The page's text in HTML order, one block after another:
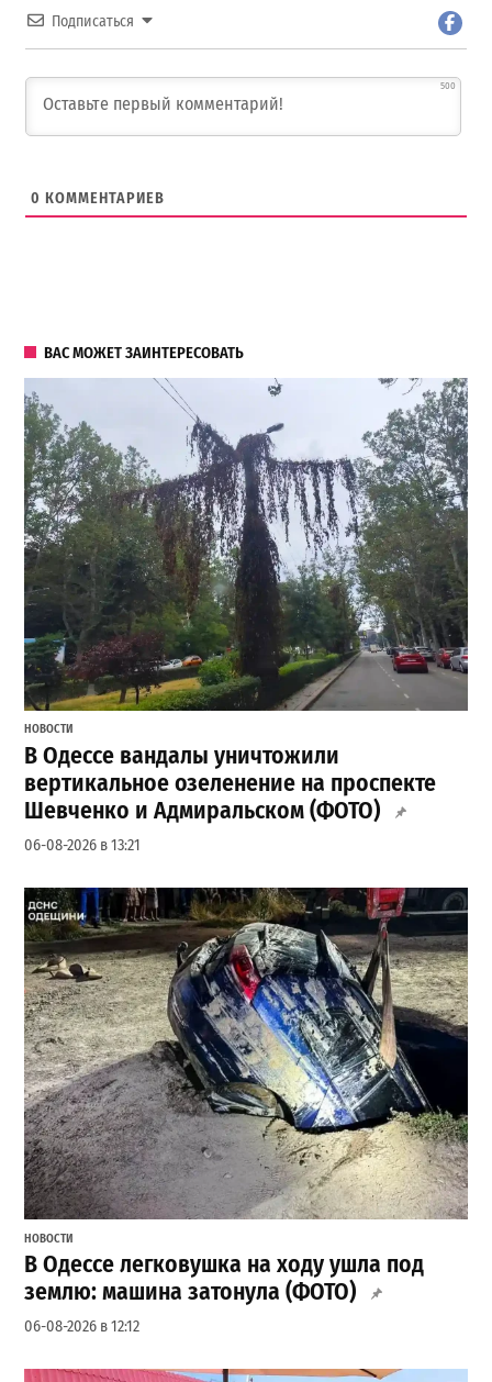
Подписаться
500
0 КОММЕНТАРИЕВ
ВАС МОЖЕТ ЗАИНТЕРЕСОВАТЬ
НОВОСТИ
В Одессе вандалы уничтожили
вертикальное озеленение на проспекте
Шевченко и Адмиральском (ФОТО)
06-08-2026 в 13:21
НОВОСТИ
В Одессе легковушка на ходу ушла под
землю: машина затонула (ФОТО)
06-08-2026 в 12:12